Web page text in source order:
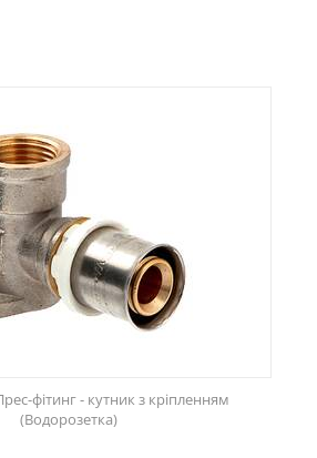
фітинг - кутник з кріпленням
(Водорозетка)